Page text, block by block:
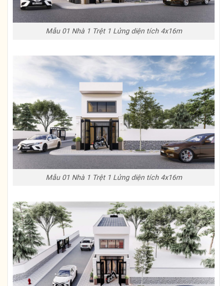
Mẫu 01 Nhà 1 Trệt 1 Lửng diện tích 4x16m
Mẫu 01 Nhà 1 Trệt 1 Lửng diện tích 4x16m